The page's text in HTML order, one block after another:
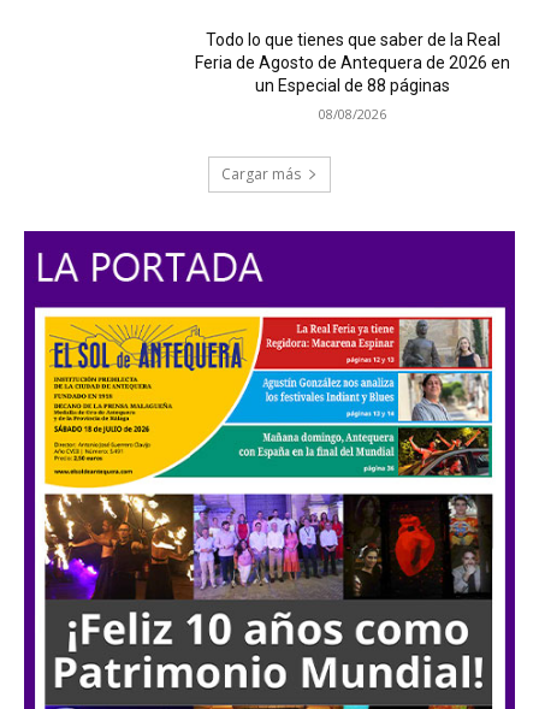
Todo lo que tienes que saber de la Real
Feria de Agosto de Antequera de 2026 en
un Especial de 88 páginas
08/08/2026
Cargar más